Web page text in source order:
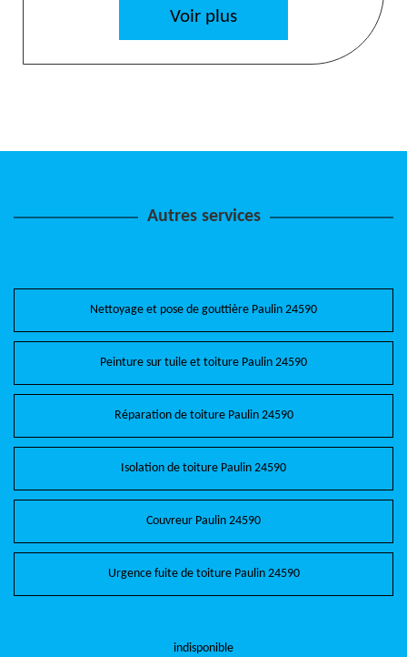
Voir plus
Autres services
Nettoyage et pose de gouttière Paulin 24590
Peinture sur tuile et toiture Paulin 24590
Réparation de toiture Paulin 24590
Isolation de toiture Paulin 24590
Couvreur Paulin 24590
Urgence fuite de toiture Paulin 24590
indisponible